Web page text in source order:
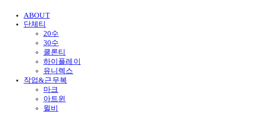
ABOUT
단체티
20수
30수
쿨론티
하이플레이
유니렉스
작업&근무복
마크
아트윈
윌비